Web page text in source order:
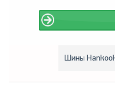
Шины